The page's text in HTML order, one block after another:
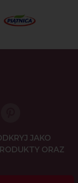
JAKO
ORAZ